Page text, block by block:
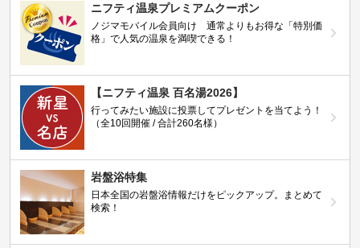
ニフティ温泉プレミアムクーポン
ノジマモバイル会員向け 通常よりもお得な「特別価
格」で人気の温泉を満喫できる！
【ニフティ温泉 百名湯2026】
行ってみたい施設に投票してプレゼントを当てよう！
（全10回開催 / 合計260名様）
岩盤浴特集
日本全国の岩盤浴情報だけをピックアップ。まとめて
検索！